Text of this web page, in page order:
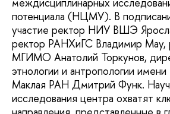
потенциала (НЦМУ). В
участие ректор НИУ ВШЭ
ректор РАНХиГС Владимир Мау,
МГИМО Анатолий Торкунов,
этнологии и антропологии
Маклая РАН Дмитрий Функ.
исследования центра охватят